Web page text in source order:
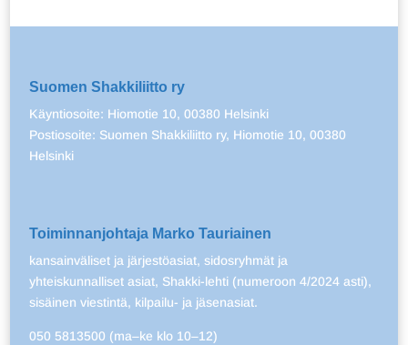
Suomen Shakkiliitto ry
Käyntiosoite: Hiomotie 10, 00380 Helsinki
Postiosoite: Suomen Shakkiliitto ry, Hiomotie 10, 00380
Helsinki
Toiminnanjohtaja Marko Tauriainen
kansainväliset ja järjestöasiat, sidosryhmät ja
yhteiskunnalliset asiat, Shakki-lehti (numeroon 4/2024 asti),
sisäinen viestintä, kilpailu- ja jäsenasiat.
050 5813500 (ma–ke klo 10–12)